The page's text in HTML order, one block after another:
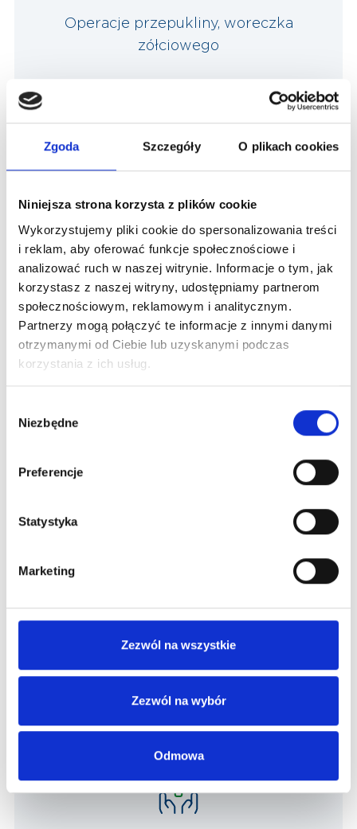
Zgoda Szczegóły O plikach cookies
Niniejsza strona korzysta z plików cookie
Wykorzystujemy pliki cookie do spersonalizowania treści
i reklam, aby oferować funkcje społecznościowe i
analizować ruch w naszej witrynie. Informacje o tym, jak
korzystasz z naszej witryny, udostępniamy partnerom
społecznościowym, reklamowym i analitycznym.
Partnerzy mogą połączyć te informacje z innymi danymi
otrzymanymi od Ciebie lub uzyskanymi podczas
korzystania z ich usług.
zgody
Niezbędne
Preferencje
Statystyka
Marketing
Zezwól na wszystkie
Zezwól na wybór
Odmowa
Operacje przepukliny, woreczka
zółciowego
Proktologia
Zobacz więcej
Wybrane usługi wSzpital
św. Antoniego
Leczenie endometriozy